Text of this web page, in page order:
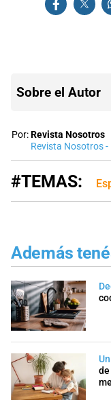
Sobre el Autor
Por:Revista Nosotros
Revista Nosotros -
#TEMAS:
Además